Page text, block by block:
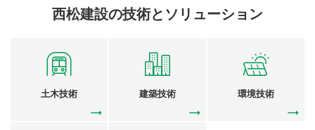
西松建設の技術とソリューション
土木技術 建築技術 環境技術